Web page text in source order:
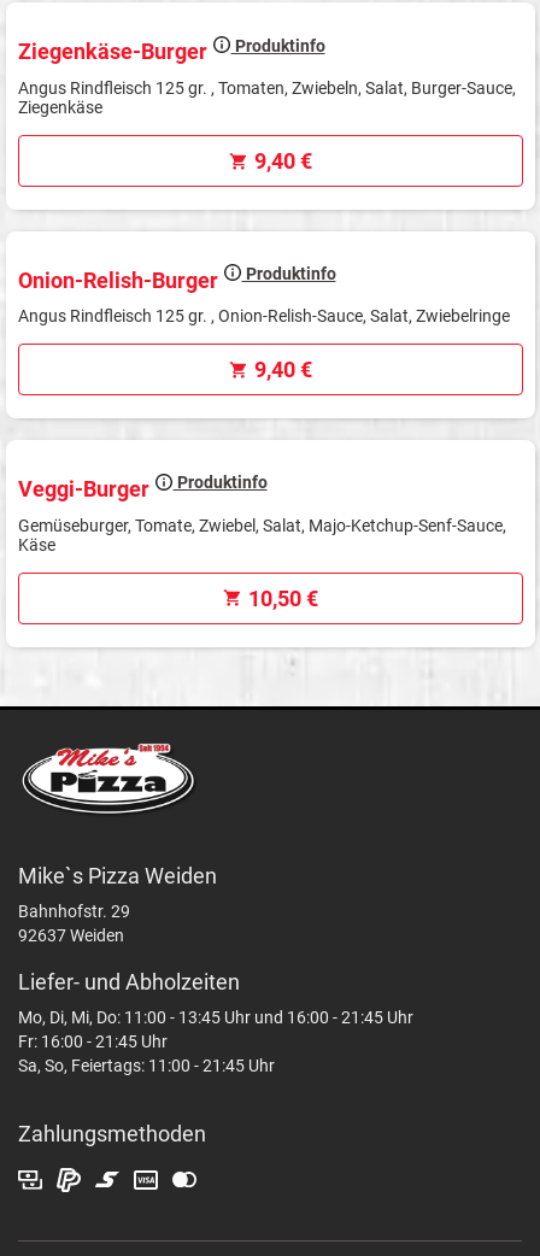
Ziegenkäse-Burger Produktinfo
Angus Rindfleisch 125 gr. , Tomaten, Zwiebeln, Salat, Burger-Sauce,
Ziegenkäse
9,40 €
Onion-Relish-Burger Produktinfo
Angus Rindfleisch 125 gr. , Onion-Relish-Sauce, Salat, Zwiebelringe
9,40 €
Veggi-Burger Produktinfo
Gemüseburger, Tomate, Zwiebel, Salat, Majo-Ketchup-Senf-Sauce,
Käse
10,50 €
Mike`s Pizza Weiden
Bahnhofstr. 29
92637 Weiden
Liefer- und Abholzeiten
Mo, Di, Mi, Do: 11:00 - 13:45 Uhr und 16:00 - 21:45 Uhr
Fr: 16:00 - 21:45 Uhr
Sa, So, Feiertags: 11:00 - 21:45 Uhr
Zahlungsmethoden